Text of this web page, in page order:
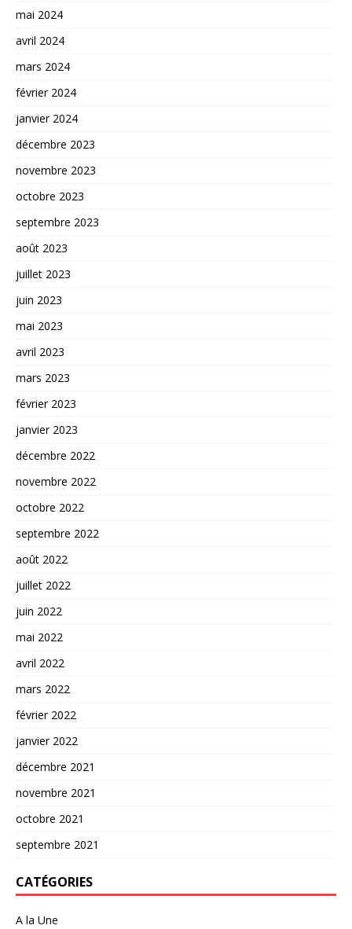
mai 2024
avril 2024
mars 2024
février 2024
janvier 2024
décembre 2023
novembre 2023
octobre 2023
septembre 2023
août 2023
juillet 2023
juin 2023
mai 2023
avril 2023
mars 2023
février 2023
janvier 2023
décembre 2022
novembre 2022
octobre 2022
septembre 2022
août 2022
juillet 2022
juin 2022
mai 2022
avril 2022
mars 2022
février 2022
janvier 2022
décembre 2021
novembre 2021
octobre 2021
septembre 2021
CATÉGORIES
A la Une